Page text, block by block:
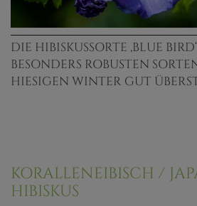
DIE HIBISKUSSORTE ‚BLUE
BESONDERS ROBUSTEN
HIESIGEN WINTER GUT
KORALLENEIBISCH /
HIBISKUS